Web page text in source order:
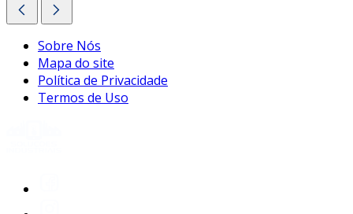
Sobre Nós
Mapa do site
Política de Privacidade
Termos de Uso